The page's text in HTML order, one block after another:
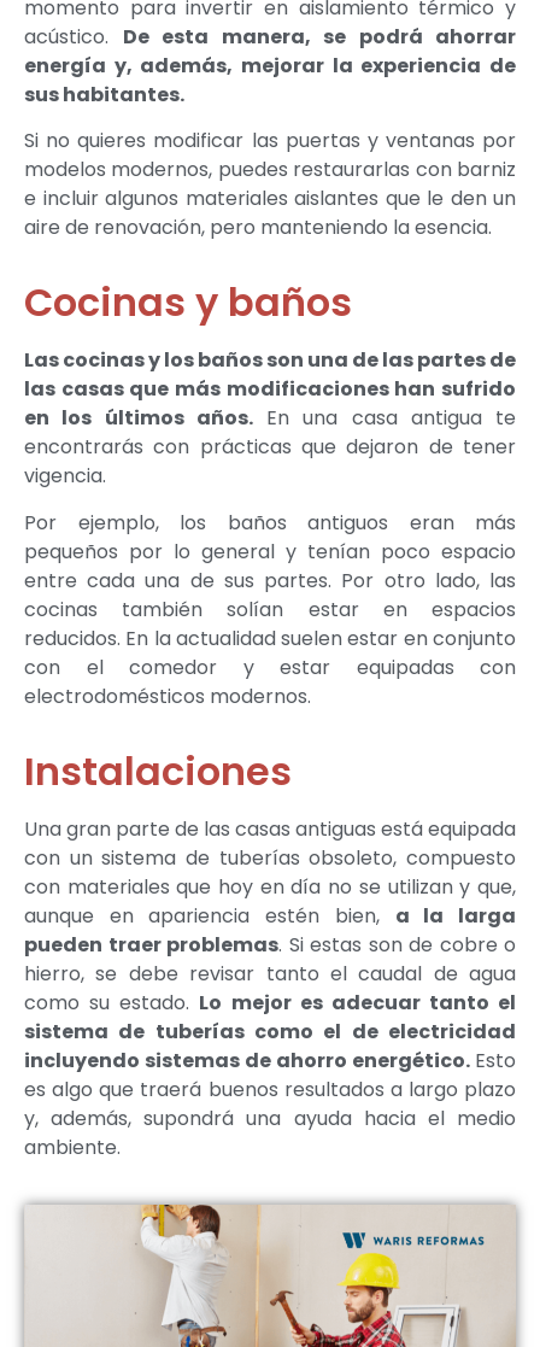
momento para invertir en aislamiento térmico y
acústico. De esta manera, se podrá ahorrar
energía y, además, mejorar la experiencia de
sus habitantes.
Si no quieres modificar las puertas y ventanas por
modelos modernos, puedes restaurarlas con barniz
e incluir algunos materiales aislantes que le den un
aire de renovación, pero manteniendo la esencia.
Cocinas y baños
Las cocinas y los baños son una de las partes de
las casas que más modificaciones han sufrido
en los últimos años.En una casa antigua te
encontrarás con prácticas que dejaron de tener
vigencia.
Por ejemplo, los baños antiguos eran más
pequeños por lo general y tenían poco espacio
entre cada una de sus partes. Por otro lado, las
cocinas también solían estar en espacios
reducidos. En la actualidad suelen estar en conjunto
con el comedor y estar equipadas con
electrodomésticos modernos.
Instalaciones
Una gran parte de las casas antiguas está equipada
con un sistema de tuberías obsoleto, compuesto
con materiales que hoy en día no se utilizan y que,
aunque en apariencia estén bien, a la larga
pueden traer problemas. Si estas son de cobre o
hierro, se debe revisar tanto el caudal de agua
como su estado. Lo mejor es adecuar tanto el
sistema de tuberías como el de electricidad
incluyendo sistemas de ahorro energético. Esto
es algo que traerá buenos resultados a largo plazo
y, además, supondrá una ayuda hacia el medio
ambiente.